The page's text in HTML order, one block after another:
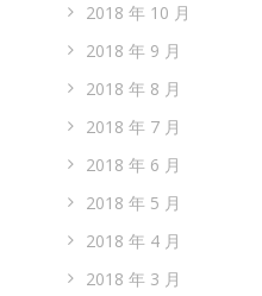
2018 年 10 月
2018 年 9 月
2018 年 8 月
2018 年 7 月
2018 年 6 月
2018 年 5 月
2018 年 4 月
2018 年 3 月